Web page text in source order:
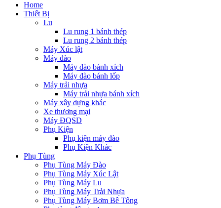
Home
Thiết Bị
Lu
Lu rung 1 bánh thép
Lu rung 2 bánh thép
Máy Xúc lật
Máy đào
Máy đào bánh xích
Máy đào bánh lốp
Máy trải nhựa
Máy trải nhựa bánh xích
Máy xây dựng khác
Xe thương mại
Máy ĐQSD
Phụ Kiện
Phụ kiện máy đào
Phụ Kiện Khác
Phụ Tùng
Phụ Tùng Máy Đào
Phụ Tùng Máy Xúc Lật
Phụ Tùng Máy Lu
Phụ Tùng Máy Trải Nhựa
Phụ Tùng Máy Bơm Bê Tông